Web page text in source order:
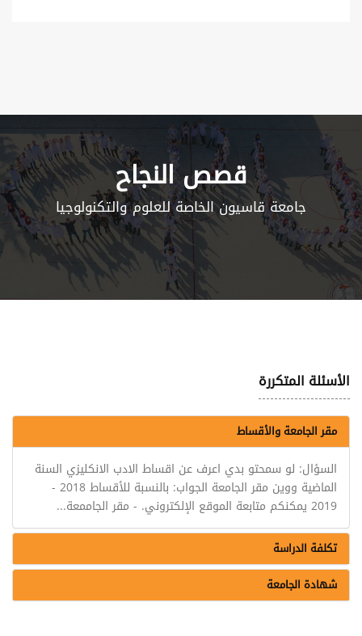
قصص النجاح
جامعة قاسيون الخاصة للعلوم والتكنولوجيا
الأسئلة المتكررة
مقر الجامعة والأقساط
السؤال: لو سمحتو بدي اعرف عن اقساط الادب الانكليزي السنة
الماضية ووين مقر الجامعة الجواب: بالنسبة للأقساط 2018 -
2019 يمكنكم متابعة الموقع الإلكتروني. - مقر الجاممعة...
تكلفة الدراسة
شهادة الجامعة